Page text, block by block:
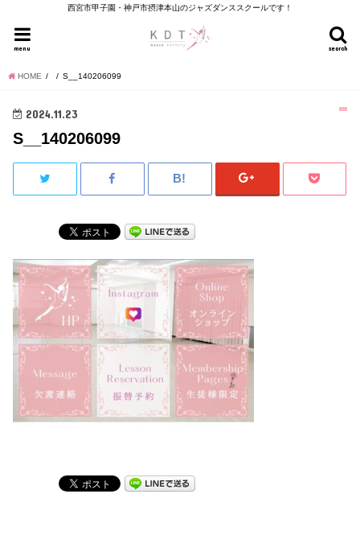
西宮市甲子園・神戸市摂津本山のジャズダンススクールです！
search
menu
HOME S__140206099
2024.11.23
S__140206099